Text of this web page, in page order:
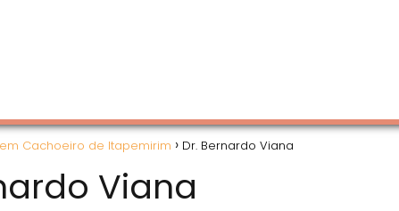
Cachoeiro de Itapemirim Dr. Bernardo Viana
Viana